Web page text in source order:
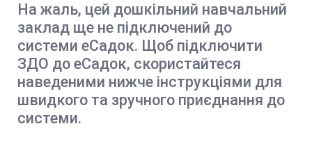
На жаль, цей дошкільний навчальний
заклад ще не підключений до
системи еСадок. Щоб підключити
ЗДО до еСадок, скористайтеся
наведеними нижче інструкціями для
швидкого та зручного приєднання до
системи.